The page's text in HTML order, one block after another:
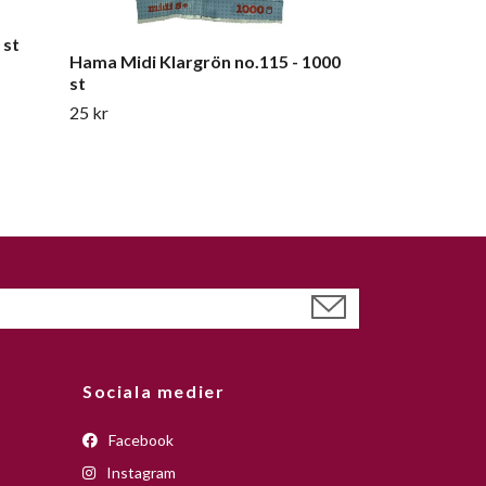
st
Hama Midi Klargrön no.115 - 1000
st
25 kr
Sociala medier
Facebook
Instagram